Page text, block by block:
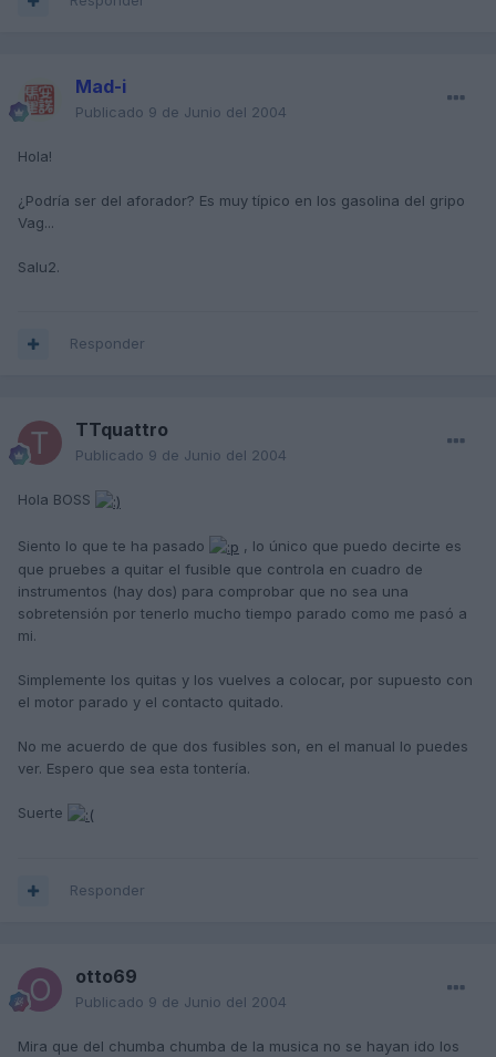
Mad-i
Publicado 9 de Junio del 2004
Hola!
¿Podría ser del aforador? Es muy típico en los gasolina del gripo
Vag...
Salu2.
Responder
TTquattro
Publicado 9 de Junio del 2004
Hola BOSS
Siento lo que te ha pasado
, lo único que puedo decirte es
que pruebes a quitar el fusible que controla en cuadro de
instrumentos (hay dos) para comprobar que no sea una
sobretensión por tenerlo mucho tiempo parado como me pasó a
mi.
Simplemente los quitas y los vuelves a colocar, por supuesto con
el motor parado y el contacto quitado.
No me acuerdo de que dos fusibles son, en el manual lo puedes
ver. Espero que sea esta tontería.
Suerte
Responder
otto69
Publicado 9 de Junio del 2004
Mira que del chumba chumba de la musica no se hayan ido los